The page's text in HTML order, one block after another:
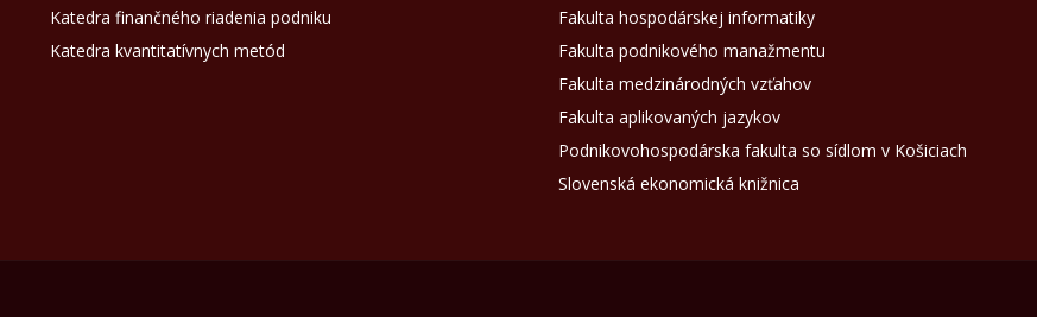
Katedra finančného riadenia podniku
Katedra kvantitatívnych metód
Fakulta hospodárskej informatiky
Fakulta podnikového manažmentu
Fakulta medzinárodných vzťahov
Fakulta aplikovaných jazykov
Podnikovohospodárska fakulta so sídlom v Košiciach
Slovenská ekonomická knižnica